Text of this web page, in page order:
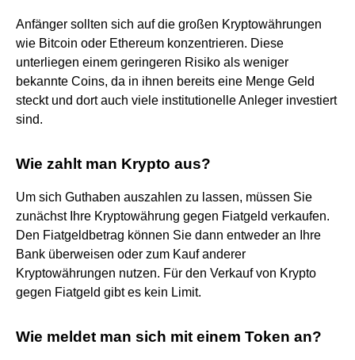
Anfänger sollten sich auf die großen Kryptowährungen
wie Bitcoin oder Ethereum konzentrieren. Diese
unterliegen einem geringeren Risiko als weniger
bekannte Coins, da in ihnen bereits eine Menge Geld
steckt und dort auch viele institutionelle Anleger investiert
sind.
Wie zahlt man Krypto aus?
Um sich Guthaben auszahlen zu lassen, müssen Sie
zunächst Ihre Kryptowährung gegen Fiatgeld verkaufen.
Den Fiatgeldbetrag können Sie dann entweder an Ihre
Bank überweisen oder zum Kauf anderer
Kryptowährungen nutzen. Für den Verkauf von Krypto
gegen Fiatgeld gibt es kein Limit.
Wie meldet man sich mit einem Token an?